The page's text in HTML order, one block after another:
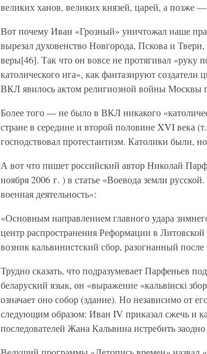
великих ханов, великих князей, царей, а позже
Вот почему Иван «Грозный» уничтожал наше
вырезал духовенство Новгорода, Пскова и
веры[46]. Так что он вовсе не протягивал
католического ига», как фантазируют
ВКЛ явилось актом религиозной войны Москвы
Более того — не было в ВКЛ никакого
стране в середине и второй половине XVI века
господствовал протестантизм. Католики были,
А вот что пишет российский автор Николай
ноября 2006 г. ) в статье «Воевода земли
военная деятельность»:
«Основным направлением главного удара
центр распространения Реформации в
возник кальвинистский сбор, разогнанный
Трудно сказать, что подразумевает Парфеньев
беларуский язык, он «выражение «кальвінскі
означает оно собор (здание). Но независимо от
следующим образом: Иван IV приказал сжечь и
последователей Жана Кальвина истребить